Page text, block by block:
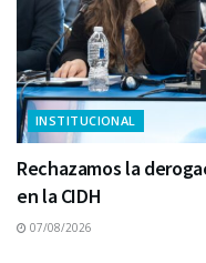
INSTITUCIONAL
Rechazamos la
en la CIDH
07/08/2026